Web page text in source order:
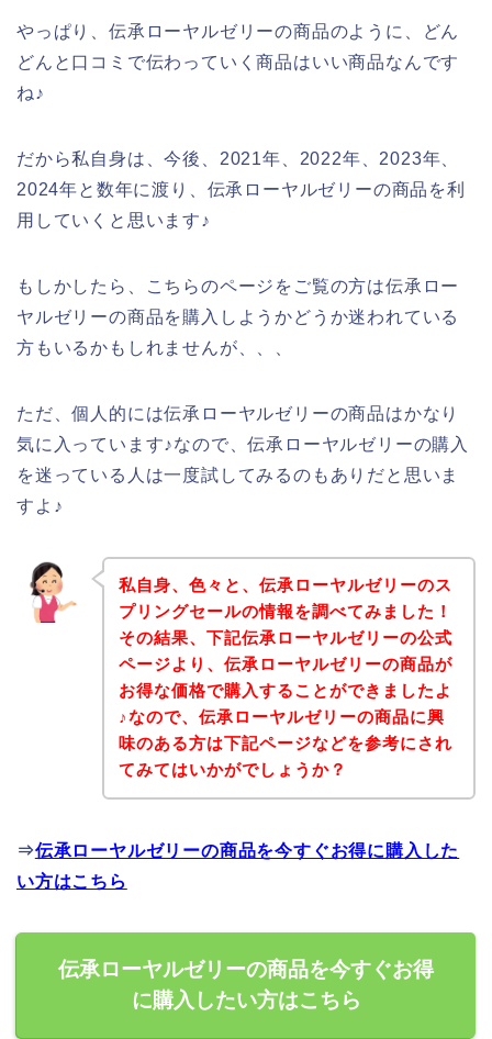
やっぱり、伝承ローヤルゼリーの商品のように、どん
どんと口コミで伝わっていく商品はいい商品なんです
ね♪
だから私自身は、今後、2021年、2022年、2023年、
2024年と数年に渡り、伝承ローヤルゼリーの商品を利
用していくと思います♪
もしかしたら、こちらのページをご覧の方は伝承ロー
ヤルゼリーの商品を購入しようかどうか迷われている
方もいるかもしれませんが、、、
ただ、個人的には伝承ローヤルゼリーの商品はかなり
気に入っています♪なので、伝承ローヤルゼリーの購入
を迷っている人は一度試してみるのもありだと思いま
すよ♪
私自身、色々と、伝承ローヤルゼリーのス
プリングセールの情報を調べてみました！
その結果、下記伝承ローヤルゼリーの公式
ページより、伝承ローヤルゼリーの商品が
お得な価格で購入することができましたよ
♪なので、伝承ローヤルゼリーの商品に興
味のある方は下記ページなどを参考にされ
てみてはいかがでしょうか？
⇒伝承ローヤルゼリーの商品を今すぐお得に購入した
い方はこちら
伝承ローヤルゼリーの商品を今すぐお得
に購入したい方はこちら